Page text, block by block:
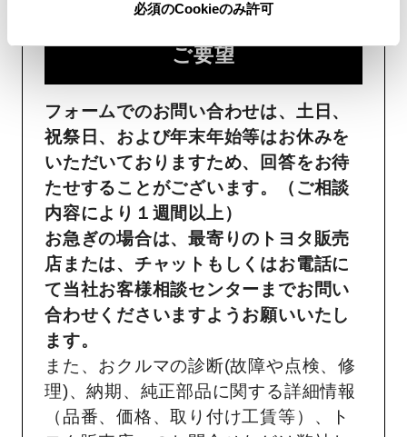
必須のCookieのみ許可
ご要望​
フォームでのお問い合わせは、土日、
祝祭日、および年末年始等はお休みを
いただいておりますため、回答をお待
たせすることがございます。（ご相談
内容により１週間以上）
お急ぎの場合は、最寄りのトヨタ販売
店または、チャットもしくはお電話に
て当社お客様相談センターまでお問い
合わせくださいますようお願いいたし
ます。
また、おクルマの診断(故障や点検、修
理)、納期、純正部品に関する詳細情報
（品番、価格、取り付け工賃等）、ト